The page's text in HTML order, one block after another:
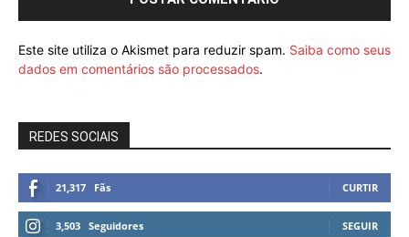
Este site utiliza o Akismet para reduzir spam. Saiba como seus
dados em comentários são processados.
REDES SOCIAIS
21,317 Fãs CURTIR
3,503 Seguidores SEGUIR